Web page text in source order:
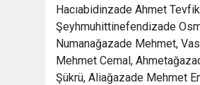
Hacıabidinzade Ahmet Tevfik
Şeyhmuhittinefendizade
Numanağazade Mehmet,
Mehmet Cemal,
Şükrü, Aliağazade Mehmet